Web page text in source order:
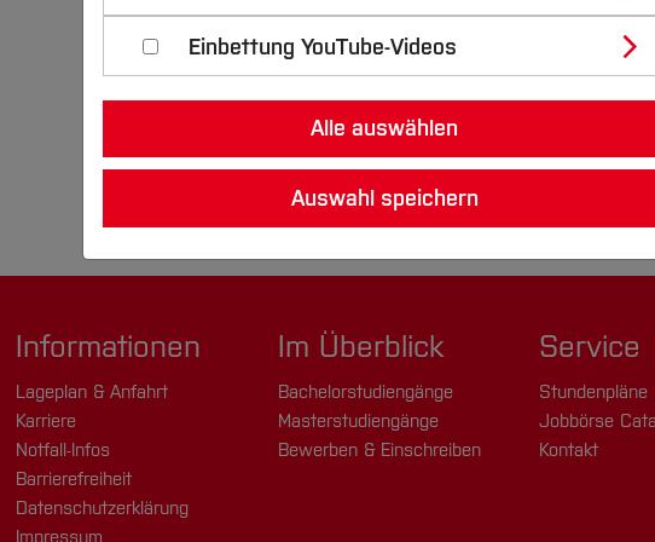
Informationen
Lageplan & Anfahrt
Karriere
Notfall-Infos
Barrierefreiheit
Datenschutzerklärung
Impressum
Im Überblick
Bachelorstudiengänge
Masterstudiengänge
Bewerben & Einschreiben
Service
Stundenpläne
Jobbörse
Kontakt
Einbettung YouTube-Videos
Alle auswählen
Auswahl speichern